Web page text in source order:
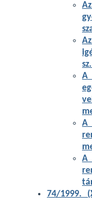
A
A
74/1999.